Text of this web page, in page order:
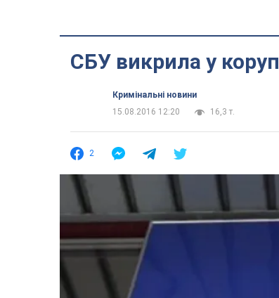
СБУ викрила у
Кримінальні новини
15.08.2016 12:20
16,3 т.
2